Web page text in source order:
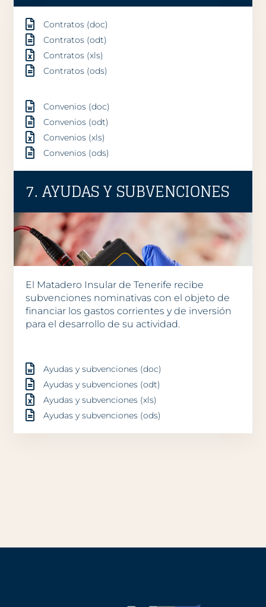
Contratos (doc)
Contratos (odt)
Contratos (xls)
Contratos (ods)
Convenios (doc)
Convenios (odt)
Convenios (xls)
Convenios (ods)
7. AYUDAS Y SUBVENCIONES
El Matadero Insular de Tenerife recibe
subvenciones nominativas con el objeto de
financiar los gastos corrientes y de inversión
para el desarrollo de su actividad.
Ayudas y subvenciones (doc)
Ayudas y subvenciones (odt)
Ayudas y subvenciones (xls)
Ayudas y subvenciones (ods)